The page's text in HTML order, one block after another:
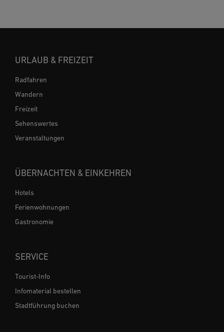
URLAUB & FREIZEIT
Radfahren
Wandern
Freizeit
Sehenswertes
Veranstaltungen
ÜBERNACHTEN & EINKEHREN
Hotels
Ferienwohnungen
Gastronomie
SERVICE
Tourist-Info
Infomaterial bestellen
Stadtführung buchen